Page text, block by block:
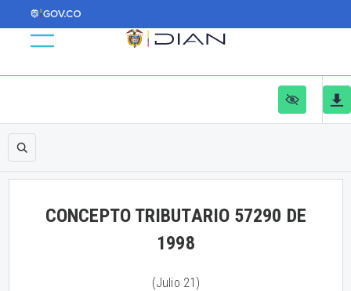
CONCEPTO TRIBUTARIO 57290 DE
1998
(Julio 21)